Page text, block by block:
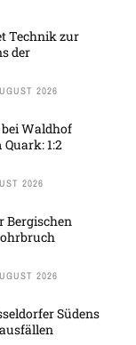
Technik zur
der
2026
Waldhof
1:2
2026
Bergischen
2026
Südens